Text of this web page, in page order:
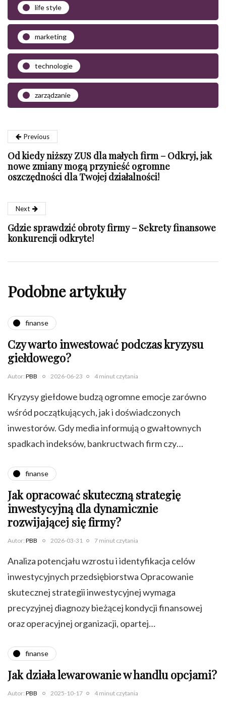
life style
marketing
technologie
zarządzanie
Previous
Od kiedy niższy ZUS dla małych firm – Odkryj, jak
nowe zmiany mogą przynieść ogromne
oszczędności dla Twojej działalności!
Next
Gdzie sprawdzić obroty firmy – Sekrety finansowe
konkurencji odkryte!
Podobne artykuły
finanse
Czy warto inwestować podczas kryzysu
giełdowego?
Autor: PBB 2026-06-23 4 minut czytania
Kryzysy giełdowe budzą ogromne emocje zarówno
wśród początkujących, jak i doświadczonych
inwestorów. Gdy media informują o gwałtownych
spadkach indeksów, bankructwach firm czy…
finanse
Jak opracować skuteczną strategię
inwestycyjną dla dynamicznie
rozwijającej się firmy?
Autor: PBB 2026-03-31 7 minut czytania
Analiza potencjału wzrostu i identyfikacja celów
inwestycyjnych przedsiębiorstwa Opracowanie
skutecznej strategii inwestycyjnej wymaga
precyzyjnej diagnozy bieżącej kondycji finansowej
oraz operacyjnej organizacji, opartej…
finanse
Jak działa lewarowanie w handlu opcjami?
Autor: PBB 2025-10-17 4 minut czytania